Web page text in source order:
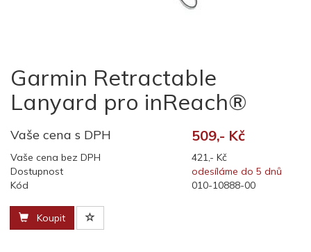
Garmin Retractable
Lanyard pro inReach®
Vaše cena s DPH 509,- Kč
Vaše cena bez DPH
421,- Kč
Dostupnost
odesíláme do 5 dnů
Kód
010-10888-00
Koupit